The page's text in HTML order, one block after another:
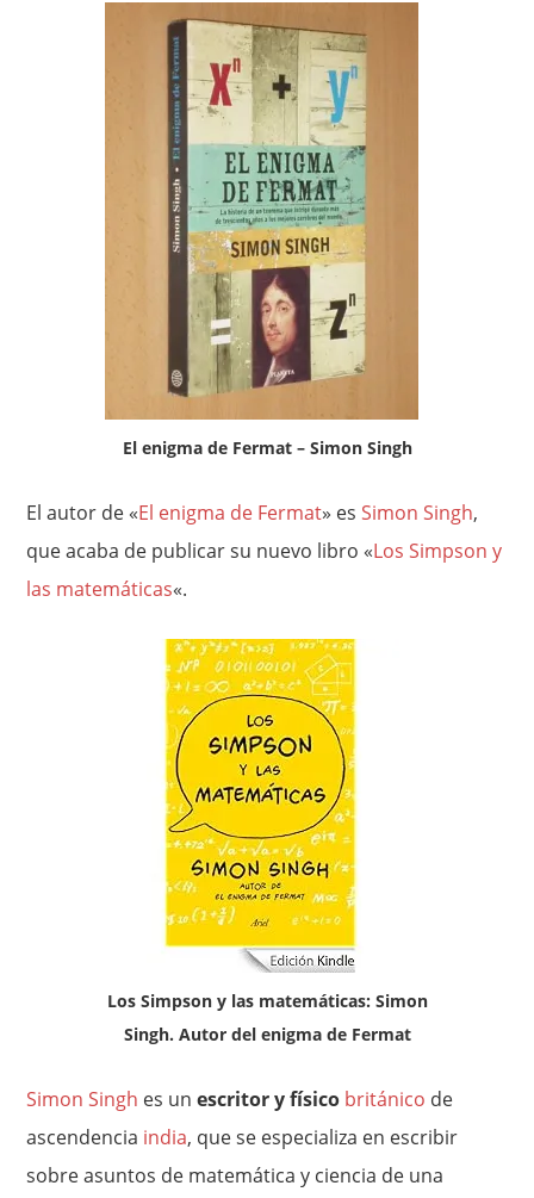
El enigma de Fermat – Simon Singh
El autor de «El enigma de Fermat» esSimon Singh,
que acaba de publicar su nuevo libro «Los Simpson y
las matemáticas«.
Los Simpson y las matemáticas: Simon
Singh. Autor del enigma de Fermat
Simon Singh es unescritor y físico británico de
ascendencia india, que se especializa en escribir
sobre asuntos de matemática y ciencia de una